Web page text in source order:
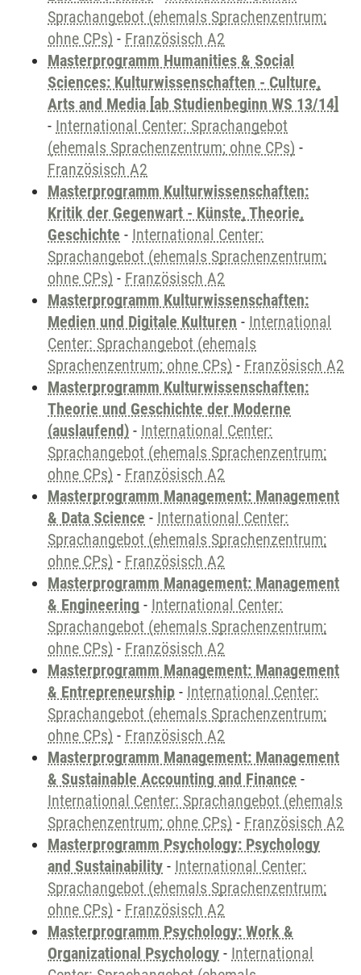
Sprachangebot (ehemals Sprachenzentrum;
ohne CPs) - Französisch A2
Masterprogramm Humanities & Social
Sciences: Kulturwissenschaften - Culture,
Arts and Media [ab Studienbeginn WS 13/14]
- International Center: Sprachangebot
(ehemals Sprachenzentrum; ohne CPs) -
Französisch A2
Masterprogramm Kulturwissenschaften:
Kritik der Gegenwart - Künste, Theorie,
Geschichte - International Center:
Sprachangebot (ehemals Sprachenzentrum;
ohne CPs) - Französisch A2
Masterprogramm Kulturwissenschaften:
Medien und Digitale Kulturen - International
Center: Sprachangebot (ehemals
Sprachenzentrum; ohne CPs) - Französisch A2
Masterprogramm Kulturwissenschaften:
Theorie und Geschichte der Moderne
(auslaufend) - International Center:
Sprachangebot (ehemals Sprachenzentrum;
ohne CPs) - Französisch A2
Masterprogramm Management: Management
& Data Science - International Center:
Sprachangebot (ehemals Sprachenzentrum;
ohne CPs) - Französisch A2
Masterprogramm Management: Management
& Engineering - International Center:
Sprachangebot (ehemals Sprachenzentrum;
ohne CPs) - Französisch A2
Masterprogramm Management: Management
& Entrepreneurship - International Center:
Sprachangebot (ehemals Sprachenzentrum;
ohne CPs) - Französisch A2
Masterprogramm Management: Management
& Sustainable Accounting and Finance -
International Center: Sprachangebot (ehemals
Sprachenzentrum; ohne CPs) - Französisch A2
Masterprogramm Psychology: Psychology
and Sustainability - International Center:
Sprachangebot (ehemals Sprachenzentrum;
ohne CPs) - Französisch A2
Masterprogramm Psychology: Work &
Organizational Psychology - International